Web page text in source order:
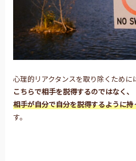
心理的リアクタンスを取り除くために
こちらで相手を説得するのではなく、
相手が自分で自分を説得するように持
す。